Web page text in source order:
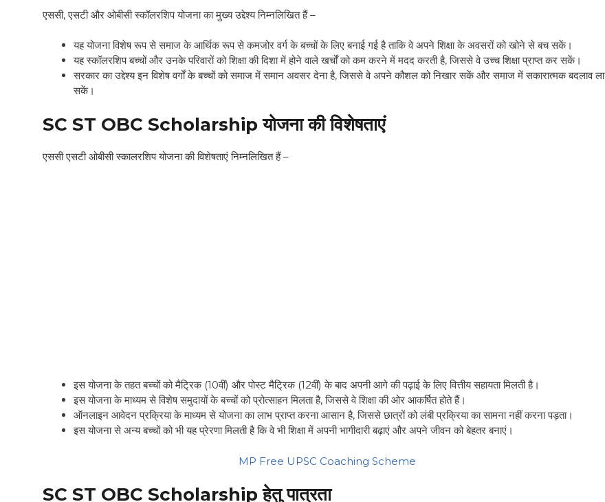
एससी, एसटी और ओबीसी स्कॉलरशिप योजना का मुख्य उद्देश्य निम्नलिखित हैं –
यह योजना विशेष रूप से समाज के आर्थिक रूप से कमजोर वर्ग के बच्चों के लिए बनाई गई है ताकि वे अपने शिक्षा के अवसरों को खोने से बच सकें।
यह स्कॉलरशिप बच्चों और उनके परिवारों को शिक्षा की दिशा में होने वाले खर्चों को कम करने में मदद करती है, जिससे वे उच्च शिक्षा प्राप्त कर सकें।
सरकार का उद्देश्य इन विशेष वर्गों के बच्चों को समाज में समान अवसर देना है, जिससे वे अपने कौशल को निखार सकें और समाज में सकारात्मक बदलाव ला
सकें।
SC ST OBC Scholarship योजना की विशेषताएं
एससी एसटी ओबीसी स्कालरशिप योजना की विशेषताएं निम्नलिखित हैं –
इस योजना के तहत बच्चों को मैट्रिक (10वीं) और पोस्ट मैट्रिक (12वीं) के बाद अपनी आगे की पढ़ाई के लिए वित्तीय सहायता मिलती है।
इस योजना के माध्यम से विशेष समुदायों के बच्चों को प्रोत्साहन मिलता है, जिससे वे शिक्षा की ओर आकर्षित होते हैं।
ऑनलाइन आवेदन प्रक्रिया के माध्यम से योजना का लाभ प्राप्त करना आसान है, जिससे छात्रों को लंबी प्रक्रिया का सामना नहीं करना पड़ता।
इस योजना से अन्य बच्चों को भी यह प्रेरणा मिलती है कि वे भी शिक्षा में अपनी भागीदारी बढ़ाएं और अपने जीवन को बेहतर बनाएं।
MP Free UPSC Coaching Scheme
SC ST OBC Scholarship हेतु पात्रता